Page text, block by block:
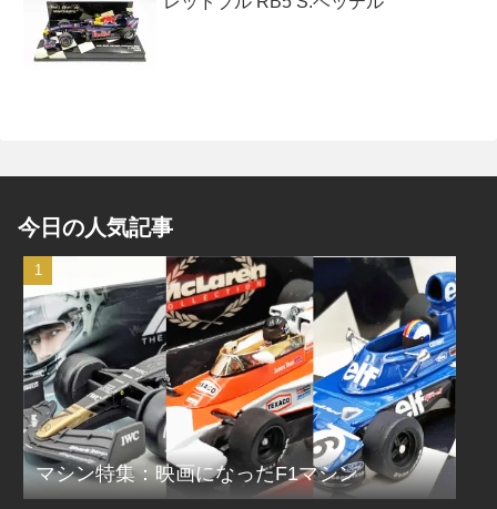
今日の人気記事
マシン特集：映画になったF1マシン